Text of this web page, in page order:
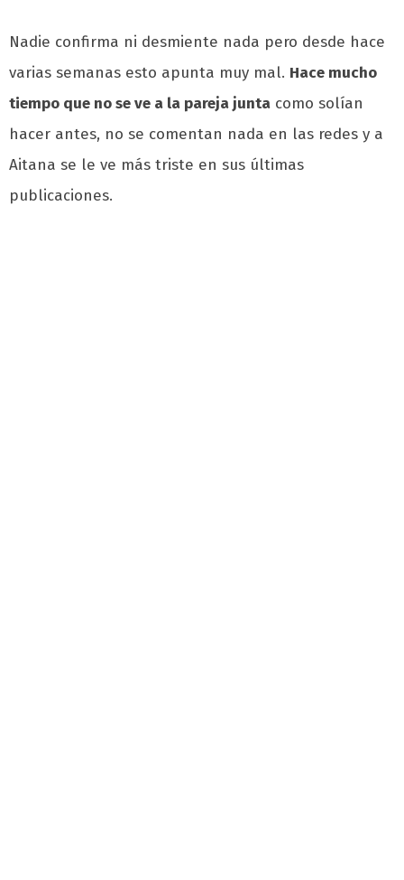
Nadie confirma ni desmiente nada pero desde hace
varias semanas esto apunta muy mal. Hace mucho
tiempo que no se ve a la pareja junta como solían
hacer antes, no se comentan nada en las redes y a
Aitana se le ve más triste en sus últimas
publicaciones.